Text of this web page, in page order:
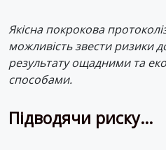
Якісна покрокова
можливість звести ризики
результату ощадними та
способами.
Підводячи риску…